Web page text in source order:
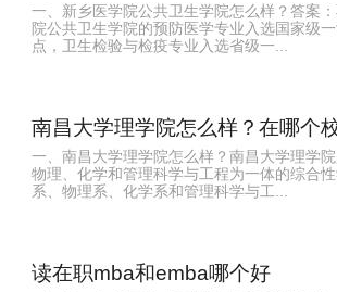
一、新乡医学院公共卫生学院怎么样？答案
院公共卫生学院的预防医学专业入选国家级
点，卫生检验与检疫专业入选省级一...
南昌大学理学院怎么样？在哪个
一、南昌大学理学院怎么样？南昌大学理学院
物理、化学和管理科学与工程为一体的综合
系、物理系、化学系和管理科学与工...
读在职mba和emba哪个好